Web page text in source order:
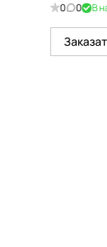
0 0 В